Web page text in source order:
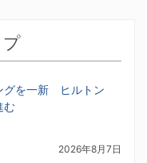
プ
グを一新 ヒルトン
む
2026年8月7日